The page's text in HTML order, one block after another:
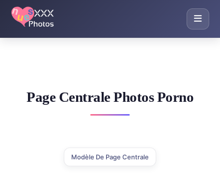
Page Centrale Photos Porno
Modèle De Page Centrale